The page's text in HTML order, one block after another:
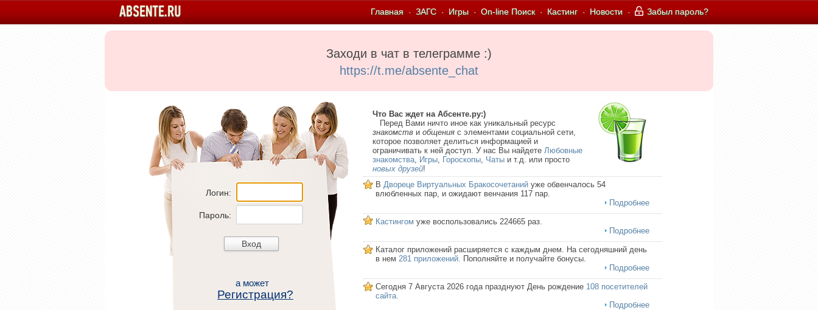
Главная · ЗАГС · Игры · On-line Поиск · Кастинг · Новости · Забыл пароль?
Заходи в чат в телеграмме :)
https://t.me/absente_chat
Логин:
Пароль:
а может
Регистрация?
Что Вас ждет на Абсенте.ру:)
Перед Вами ничто иное как уникальный ресурс
знакомств и общения с элементами социальной сети,
которое позволяет делиться информацией и
ограничивать к ней доступ. У нас Вы найдете Любовные
знакомства, Игры, Гороскопы, Чаты и т.д. или просто
новых друзей!
В Двореце Виртуальных Бракосочетаний уже обвенчалось 54
влюбленных пар, и ожидают венчания 117 пар.
Подробнее
Кастингом уже воспользовались 224665 раз.
Подробнее
Каталог приложений расширяется с каждым днем. На сегодняшний день
в нем 281 приложений. Пополняйте и получайте бонусы.
Подробнее
Сегодня 7 Августа 2026 года празднуют День рождение 108 посетителей
сайта.
Подробнее